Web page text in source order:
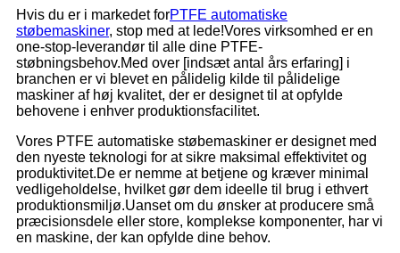
Hvis du er i markedet forPTFE automatiske
støbemaskiner, stop med at lede!Vores virksomhed er en
one-stop-leverandør til alle dine PTFE-
støbningsbehov.Med over [indsæt antal års erfaring] i
branchen er vi blevet en pålidelig kilde til pålidelige
maskiner af høj kvalitet, der er designet til at opfylde
behovene i enhver produktionsfacilitet.
Vores PTFE automatiske støbemaskiner er designet med
den nyeste teknologi for at sikre maksimal effektivitet og
produktivitet.De er nemme at betjene og kræver minimal
vedligeholdelse, hvilket gør dem ideelle til brug i ethvert
produktionsmiljø.Uanset om du ønsker at producere små
præcisionsdele eller store, komplekse komponenter, har vi
en maskine, der kan opfylde dine behov.